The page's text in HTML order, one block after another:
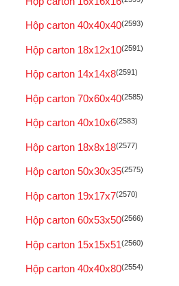
Hộp carton 40x40x40(2593)
Hộp carton 18x12x10(2591)
Hộp carton 14x14x8(2591)
Hộp carton 70x60x40(2585)
Hộp carton 40x10x6(2583)
Hộp carton 18x8x18(2577)
Hộp carton 50x30x35(2575)
Hộp carton 19x17x7(2570)
Hộp carton 60x53x50(2566)
Hộp carton 15x15x51(2560)
Hộp carton 40x40x80(2554)